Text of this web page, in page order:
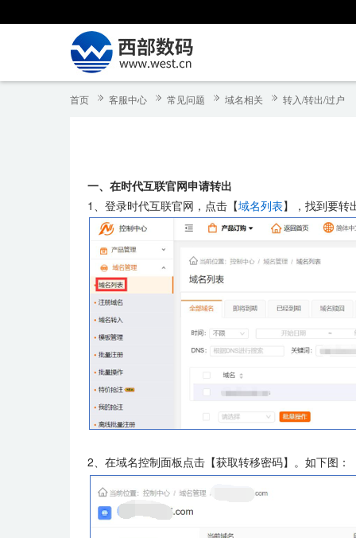
首页 客服中心 常见问题 域名相关 转入/转出/过户
一、在时代互联官网申请转出
1、登录时代互联官网，点击【域名列表】，找到要转
2、在域名控制面板点击【获取转移密码】。如下图：